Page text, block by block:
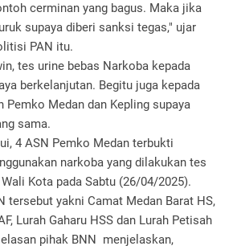
cerminan yang bagus. Maka jika
supaya diberi sanksi tegas," ujar
PAN itu.
tes urine bebas Narkoba kepada
berkelanjutan. Begitu juga kepada
Pemko Medan dan Kepling supaya
sama.
4 ASN Pemko Medan terbukti
narkoba yang dilakukan tes
Kota pada Sabtu (26/04/2025).
tersebut yakni Camat Medan Barat HS,
Lurah Gaharu HSS dan Lurah Petisah
pihak BNN menjelaskan,